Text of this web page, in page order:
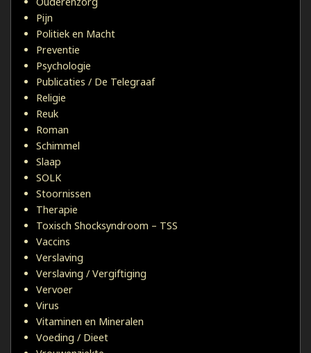
Pijn
Politiek en Macht
Preventie
Psychologie
Publicaties / De Telegraaf
Religie
Reuk
Roman
Schimmel
Slaap
SOLK
Stoornissen
Therapie
Toxisch Shocksyndroom – TSS
Vaccins
Verslaving
Verslaving / Vergiftiging
Vervoer
Virus
Vitaminen en Mineralen
Voeding / Dieet